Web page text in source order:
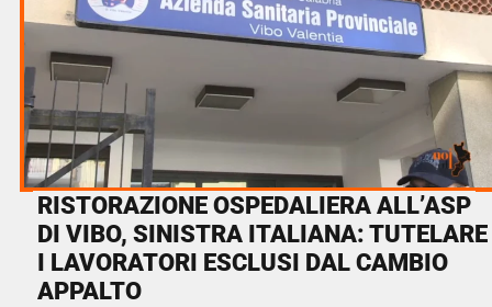
RISTORAZIONE OSPEDALIERA ALL’ASP
DI VIBO, SINISTRA ITALIANA: TUTELARE
I LAVORATORI ESCLUSI DAL CAMBIO
APPALTO